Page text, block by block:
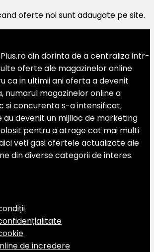
oferte noi sunt adaugate pe site.
din dorinta de a centraliza intr-
oferte ale magazinelor online
ca in ultimii ani oferta a devenit
numarul magazinelor online a
si concurenta s-a intensificat,
devenit un mijlloc de marketing
pentru a atrage cat mai multi
veti gasi ofertele actualizate ale
din diverse categorii de interes.
de incredere